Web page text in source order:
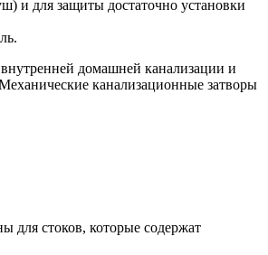
и для защиты достаточно установки
домашней канализации и
канализационные затворы
для стоков, которые содержат